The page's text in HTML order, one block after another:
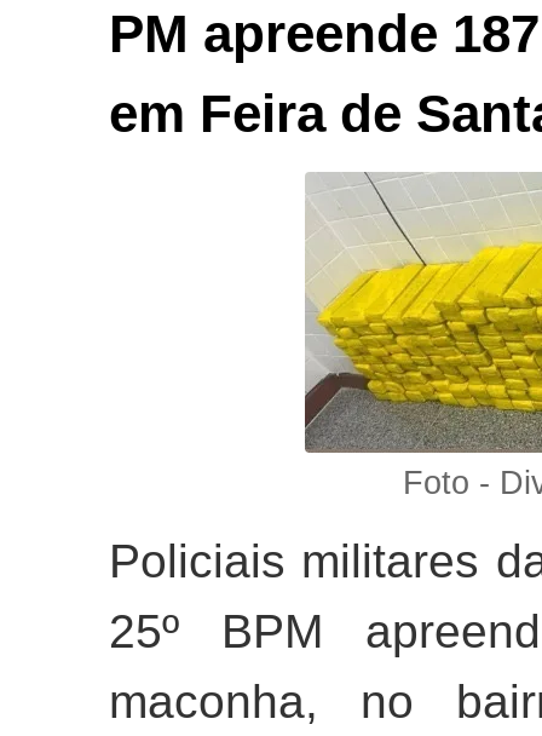
PM apreende
em Feira de
Foto -
Policiais militares
25º BPM
maconha, no